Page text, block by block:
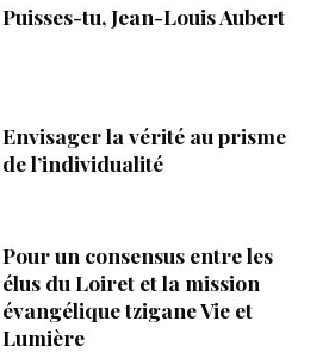
Puisses-tu, Jean-Louis Aubert
Envisager la vérité au prisme
de l’individualité
Pour un consensus entre les
élus du Loiret et la mission
évangélique tzigane Vie et
Lumière